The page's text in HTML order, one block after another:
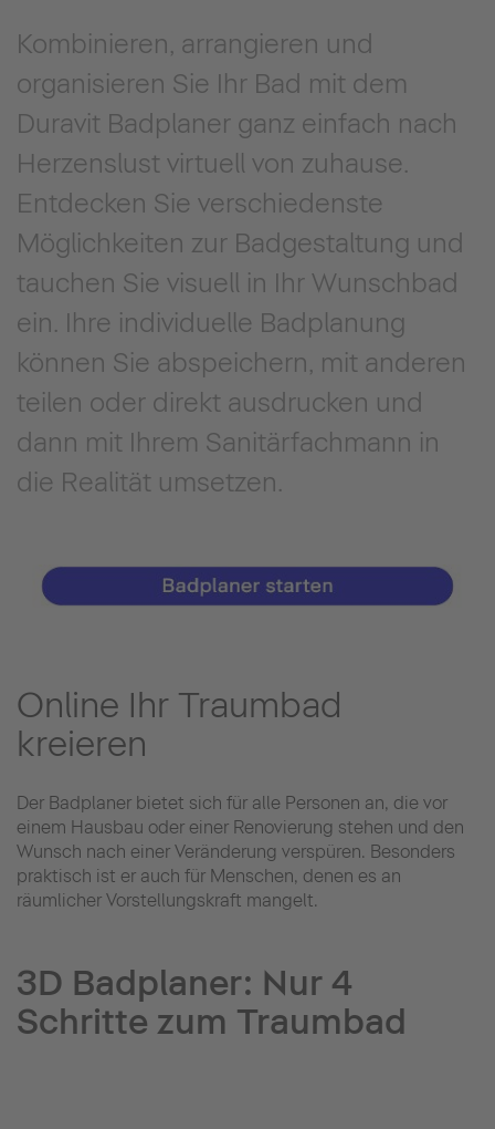
Kombinieren, arrangieren und
organisieren Sie Ihr Bad mit dem
Duravit Badplaner ganz einfach nach
Herzenslust virtuell von zuhause.
Entdecken Sie verschiedenste
Möglichkeiten zur Badgestaltung und
tauchen Sie visuell in Ihr Wunschbad
ein. Ihre individuelle Badplanung
können Sie abspeichern, mit anderen
teilen oder direkt ausdrucken und
dann mit Ihrem Sanitärfachmann in
die Realität umsetzen.
Online Ihr Traumbad
kreieren
Der Badplaner bietet sich für alle Personen an, die vor
einem Hausbau oder einer Renovierung stehen und den
Wunsch nach einer Veränderung verspüren. Besonders
praktisch ist er auch für Menschen, denen es an
räumlicher Vorstellungskraft mangelt.
3D Badplaner: Nur 4
Schritte zum Traumbad